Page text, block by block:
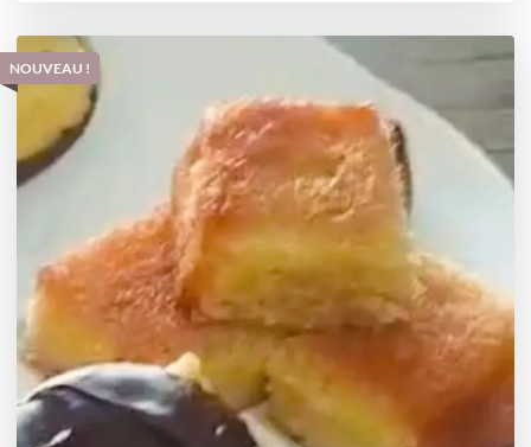
NOUVEAU !